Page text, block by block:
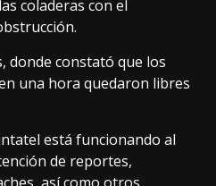
coladeras con el
donde constató que los
una hora quedaron libres
está funcionando al
de reportes,